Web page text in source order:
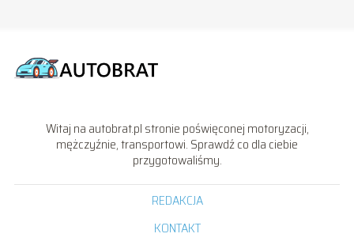
Witaj na autobrat.pl stronie poświęconej motoryzacji,
mężczyźnie, transportowi. Sprawdź co dla ciebie
przygotowaliśmy.
REDAKCJA
KONTAKT